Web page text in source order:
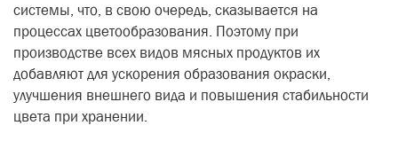
системы, что, в свою очередь, сказывается на
процессах цветообразования. Поэтому при
производстве всех видов мясных продуктов их
добавляют для ускорения образования окраски,
улучшения внешнего вида и повышения стабильности
цвета при хранении.